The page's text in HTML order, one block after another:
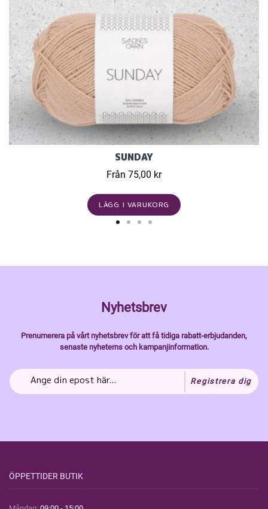
SUNDAY
Från 75,00 kr
LÄGG I VARUKORG
Nyhetsbrev
Prenumerera på vårt nyhetsbrev för att få tidiga rabatt-erbjudanden,
senaste nyheterns och kampanjinformation.
Registrera dig
ÖPPETTIDER BUTIK